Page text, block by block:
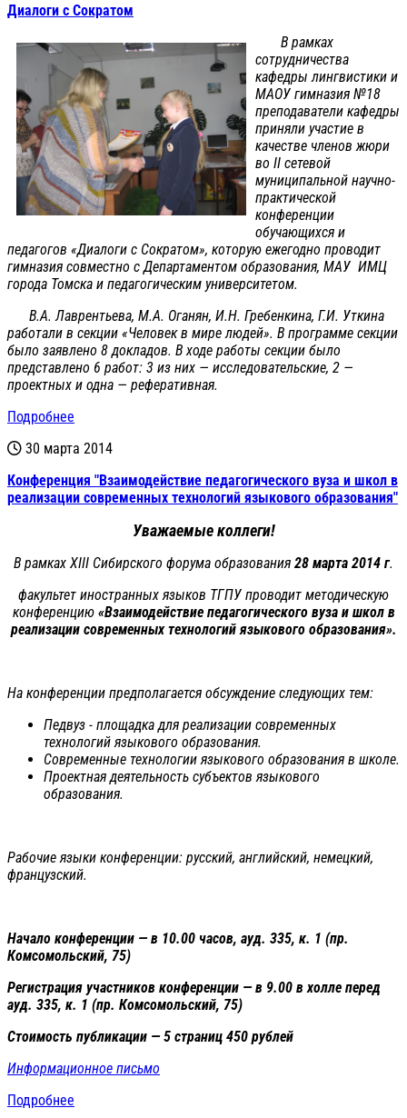
Диалоги с Сократом
В рамках
сотрудничества
кафедры лингвистики и
МАОУ гимназия №18
преподаватели кафедры
приняли участие в
качестве членов жюри
во II сетевой
муниципальной научно-
практической
конференции
обучающихся и
педагогов «Диалоги с Сократом», которую ежегодно проводит
гимназия совместно с Департаментом образования, МАУ ИМЦ
города Томска и педагогическим университетом.
В.А. Лаврентьева, М.А. Оганян, И.Н. Гребенкина, Г.И. Уткина
работали в секции «Человек в мире людей». В программе секции
было заявлено 8 докладов. В ходе работы секции было
представлено 6 работ: 3 из них — исследовательские, 2 —
проектных и одна — реферативная.
Подробнее
30 марта 2014
Конференция "Взаимодействие педагогического вуза и школ в
реализации современных технологий языкового образования"
Уважаемые коллеги!
В рамках XIII Сибирского форума образования 28 марта 2014 г.
факультет иностранных языков ТГПУ проводит методическую
конференцию «Взаимодействие педагогического вуза и школ в
реализации современных технологий языкового образования».
На конференции предполагается обсуждение следующих тем:
Педвуз - площадка для реализации современных
технологий языкового образования.
Современные технологии языкового образования в школе.
Проектная деятельность субъектов языкового
образования.
Рабочие языки конференции: русский, английский, немецкий,
французский.
Начало конференции — в 10.00 часов, ауд. 335, к. 1 (пр.
Комсомольский, 75)
Регистрация участников конференции — в 9.00 в холле перед
ауд. 335, к. 1 (пр. Комсомольский, 75)
Стоимость публикации — 5 страниц 450 рублей
Информационное письмо
Подробнее